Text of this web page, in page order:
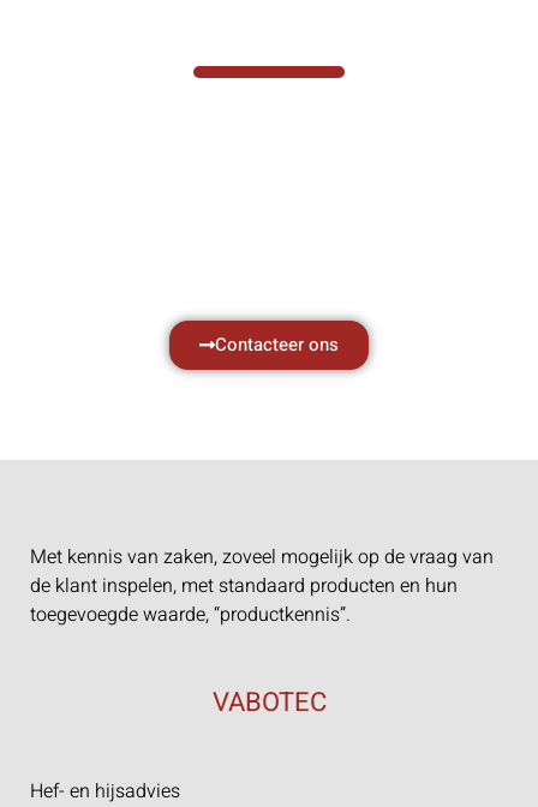
Contacteer ons
Met kennis van zaken, zoveel mogelijk op de vraag van
de klant inspelen, met standaard producten en hun
toegevoegde waarde, “productkennis”.
VABOTEC
Hef- en hijsadvies